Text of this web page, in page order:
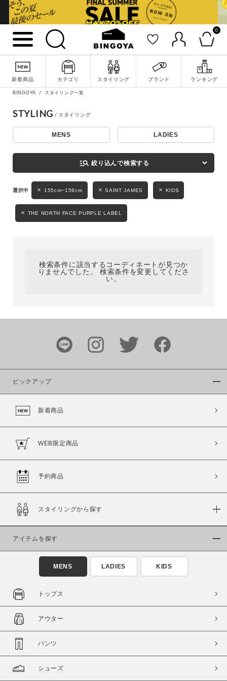
0
新着商品 カテゴリ スタイリング ブランド ランキング
詳細検索
キーワード
性別
MENS LADIES KIDS
ブランド
カラー
商品タイプ
通常商品
セール価格 WEB限定
在庫
在庫あり
BINGOYA スタイリング一覧
STYLING
MENS LADIES
manage_search 絞り込んで検索する
155cm~159cm SAINT JAMES KIDS
THE NORTH FACE PURPLE LABEL
検索条件に該当するコーディネートが見つか
りませんでした。 検索条件を変更してくださ
い。
ピックアップ
新着商品
WEB限定商品
予約商品
スタイリングから探す
アイテムを探す
MENS LADIES KIDS
トップス
アウター
パンツ
シューズ